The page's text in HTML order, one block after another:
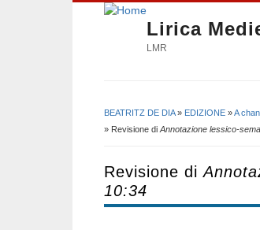
Lirica
LMR
Tu sei qui
BEATRITZ DE DIA» EDIZIONE »A
» Revisione di Annotazione lessico-
Revisione di
10:34